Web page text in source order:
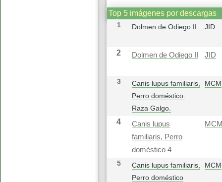
Top 5 imágenes por descargas
1 Dolmen de Odiego II JID
2 Dolmen de Odiego II JID
3
Canis lupus familiaris,
Perro doméstico.
Raza Galgo.
MCM
4
Canis lupus
familiaris, Perro
doméstico 4
5
Canis lupus familiaris,
Perro doméstico
MCM